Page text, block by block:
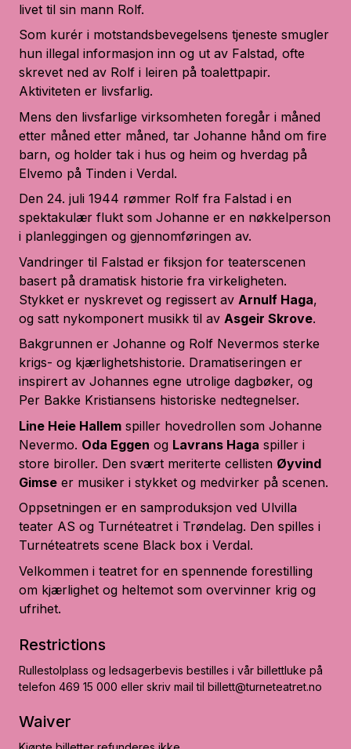
livet til sin mann Rolf.
Som kurér i motstandsbevegelsens tjeneste smugler
hun illegal informasjon inn og ut av Falstad, ofte
skrevet ned av Rolf i leiren på toalettpapir.
Aktiviteten er livsfarlig.
Mens den livsfarlige virksomheten foregår i måned
etter måned etter måned, tar Johanne hånd om fire
barn, og holder tak i hus og heim og hverdag på
Elvemo på Tinden i Verdal.
Den 24. juli 1944 rømmer Rolf fra Falstad i en
spektakulær flukt som Johanne er en nøkkelperson
i planleggingen og gjennomføringen av.
Vandringer til Falstad er fiksjon for teaterscenen
basert på dramatisk historie fra virkeligheten.
Stykket er nyskrevet og regissert av Arnulf Haga,
og satt nykomponert musikk til av Asgeir Skrove.
Bakgrunnen er Johanne og Rolf Nevermos sterke
krigs- og kjærlighetshistorie. Dramatiseringen er
inspirert av Johannes egne utrolige dagbøker, og
Per Bakke Kristiansens historiske nedtegnelser.
Line Heie Hallem spiller hovedrollen som Johanne
Nevermo. Oda Eggen og Lavrans Haga spiller i
store biroller. Den svært meriterte cellisten Øyvind
Gimse er musiker i stykket og medvirker på scenen.
Oppsetningen er en samproduksjon ved Ulvilla
teater AS og Turnéteatret i Trøndelag. Den spilles i
Turnéteatrets scene Black box i Verdal.
Velkommen i teatret for en spennende forestilling
om kjærlighet og heltemot som overvinner krig og
ufrihet.
Restrictions
Rullestolplass og ledsagerbevis bestilles i vår billettluke på
telefon 469 15 000 eller skriv mail til billett@turneteatret.no
Waiver